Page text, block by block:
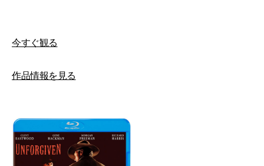
今すぐ観る
作品情報を見る